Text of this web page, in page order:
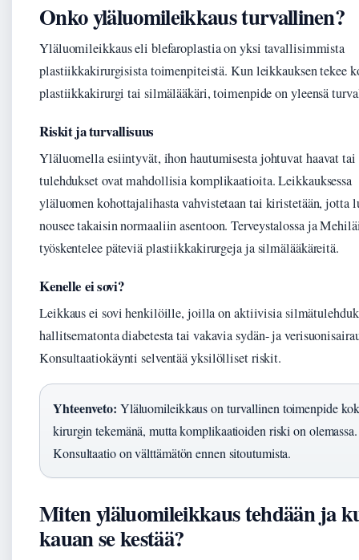
Onko yläluomileikkaus turvallinen?
Yläluomileikkaus eli blefaroplastia on yksi tavallisimmista
plastiikkakirurgisista toimenpiteistä. Kun leikkauksen tekee
plastiikkakirurgi tai silmälääkäri, toimenpide on yleensä
Riskit ja turvallisuus
Yläluomella esiintyvät, ihon hautumisesta johtuvat haavat tai
tulehdukset ovat mahdollisia komplikaatioita. Leikkauksessa
yläluomen kohottajalihasta vahvistetaan tai kiristetään, jotta
nousee takaisin normaaliin asentoon. Terveystalossa ja
työskentelee päteviä plastiikkakirurgeja ja silmälääkäreitä.
Kenelle ei sovi?
Leikkaus ei sovi henkilöille, joilla on aktiivisia
hallitsematonta diabetesta tai vakavia sydän- ja
Konsultaatiokäynti selventää yksilölliset riskit.
Yhteenveto: Yläluomileikkaus on turvallinen toimenpide
kirurgin tekemänä, mutta komplikaatioiden riski on olemassa.
Konsultaatio on välttämätön ennen sitoutumista.
Miten yläluomileikkaus tehdään ja
kauan se kestää?